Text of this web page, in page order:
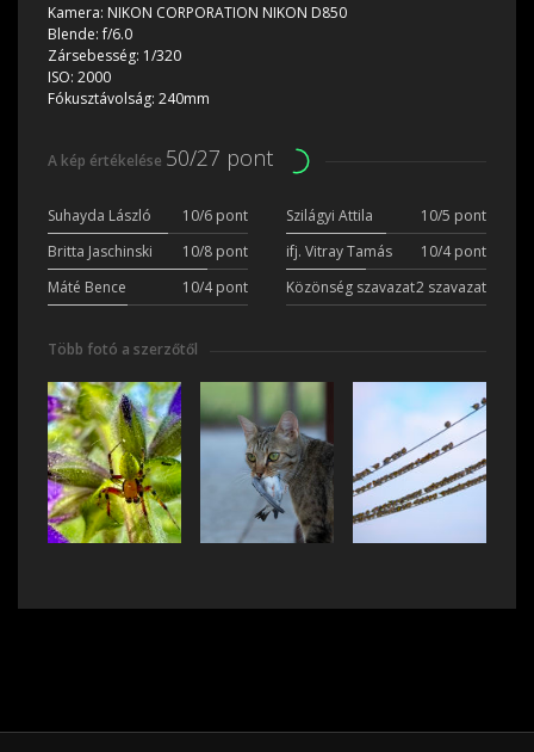
Kamera: NIKON CORPORATION NIKON D850
Blende:f/6.0
Zársebesség: 1/320
ISO: 2000
Fókusztávolság: 240mm
A kép értékelése 50/27 pont
Suhayda László 10/6 pont Szilágyi Attila
10/5 pont
Britta Jaschinski
10/8 pont ifj. Vitray Tamás
10/4 pont
Máté Bence
10/4 pont Közönség szavazat2 szavazat
Több fotó a szerzőtől